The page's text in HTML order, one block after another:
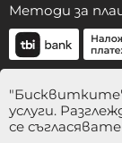
Методи за
услуги.
се